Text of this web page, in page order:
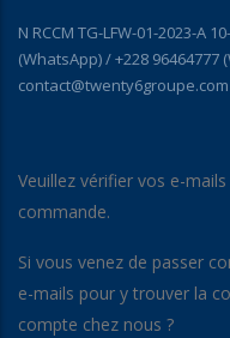
N RCCM TG-LFW-01-2023-A
(WhatsApp) / +228 96464777
contact@twenty6groupe.com
Veuillez vérifier vos e-
commande.
Si vous venez de passer
e-mails pour y trouver la
compte chez nous ?